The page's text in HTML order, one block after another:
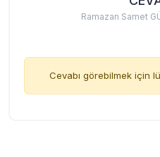
Ramazan Samet
Cevabı görebilmek için